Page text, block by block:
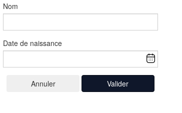
Nom
Date de naissance
Valider